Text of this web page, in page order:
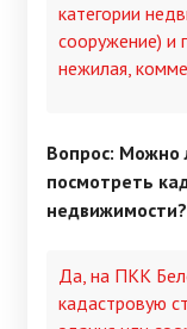
категории
сооружение) и
нежилая,
Вопрос: Можно
посмотреть
недвижимости?
Да, на ПКК
кадастровую